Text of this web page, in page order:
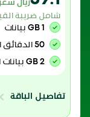
ريال
شامل ضريبة
1 GB
بيانات
50 الدقائق
2 GB
تفاصيل الباقة